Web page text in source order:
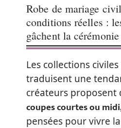
Robe de mariage
conditions réelles :
gâchent la cérémonie
Les collections
traduisent une
créateurs proposent
coupes courtes ou
pensées pour vivre